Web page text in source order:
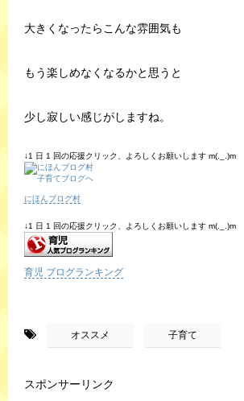
大きくなったらこんな雰囲気も
もう楽しめなくなるかと思うと
少し寂しい感じがしますね。
↓1 日 1 回の応援クリック、よろしくお願いします m(._.)m
にほんブログ村
↓1 日 1 回の応援クリック、よろしくお願いします m(._.)m
育児 ブログランキング
オススメ 子育て
スポンサーリンク